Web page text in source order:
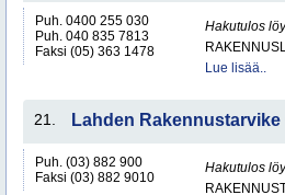
Puh. 0400 255 030
Puh. 040 835 7813
Faksi (05) 363 1478
Hakutulos
Lue lisää..
21. Lahden Rakennustarvike
Puh. (03) 882 900
Faksi (03) 882 9010
Hakutulos